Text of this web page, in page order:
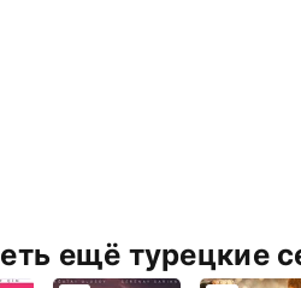
ещё турецкие